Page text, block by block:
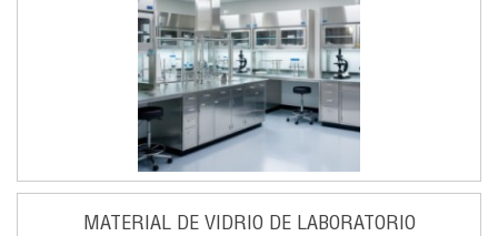
MATERIAL DE VIDRIO DE LABORATORIO